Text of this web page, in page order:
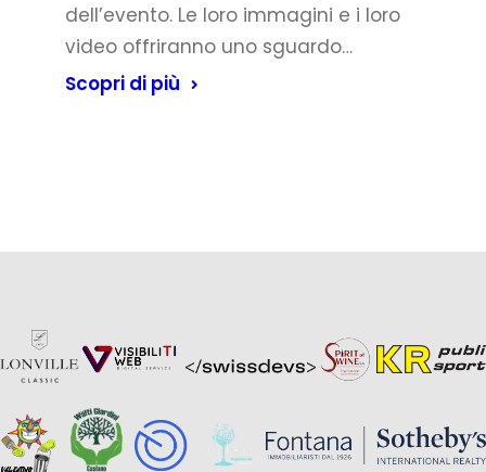
dell’evento. Le loro immagini e i loro
video offriranno uno sguardo…
Scopri di più